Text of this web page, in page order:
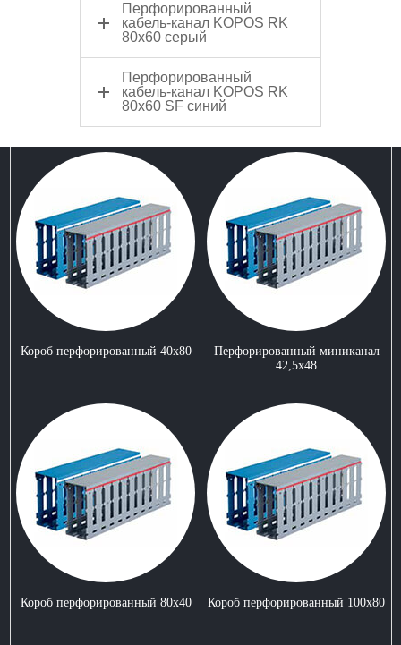
Перфорированный
кабель-канал KOPOS RK
80х60 серый
Перфорированный
кабель-канал KOPOS RK
80х60 SF синий
Короб перфорированный 40х80
Перфорированный миниканал
42,5x48
Короб перфорированный 80x40 Короб перфорированный 100x80